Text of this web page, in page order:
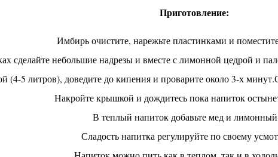
Приготовление:
Имбирь очистите, нарежьте пластинками и
сделайте небольшие надрезы и вместе с лимонной цедрой и
(4-5 литров), доведите до кипения и проварите около 3-х
Накройте крышкой и дождитесь пока напиток
В теплый напиток добавьте мед и лимонный
Сладость напитка регулируйте по своему